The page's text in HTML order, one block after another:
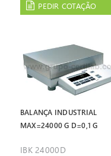
PEDIR COTAÇÃO
BALANÇA INDUSTRIAL
MAX=24000 G D=0,1 G
IBK 24000D